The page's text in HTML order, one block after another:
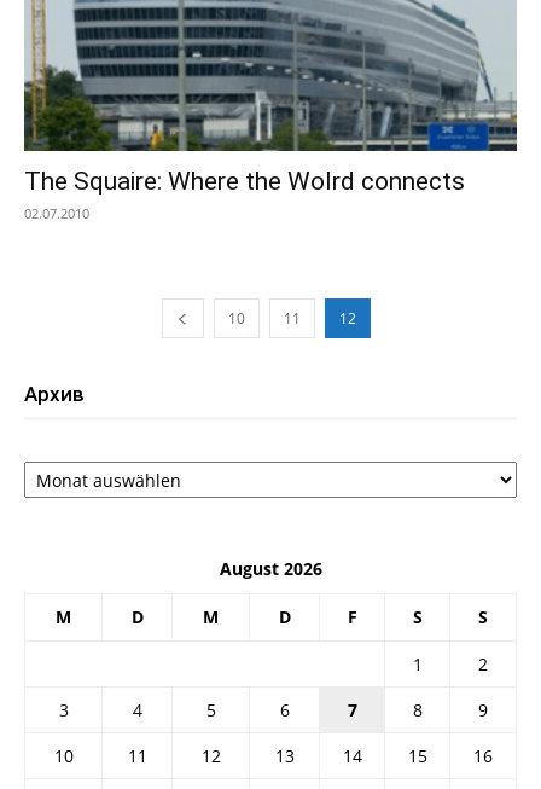
The Squaire: Where the Wolrd connects
02.07.2010
10 11 12
Архив
Архив
August 2026
M D M D F S S
1
2
3
4 5 6 7 8
9
10
11 12 13 14 15
16